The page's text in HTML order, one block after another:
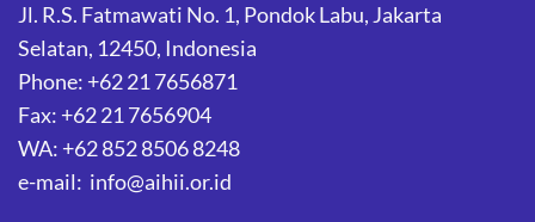
Jl. R.S. Fatmawati No. 1, Pondok Labu, Jakarta
Selatan, 12450, Indonesia
Phone: +62 21 7656871
Fax: +62 21 7656904
WA: +62 852 8506 8248
e-mail: info@aihii.or.id